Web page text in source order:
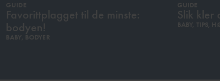
GUIDE
Favorittplagget til de minste:
bodyen!
BABY, BODYER
GUIDE
Slik kler
BABY, TIPS,